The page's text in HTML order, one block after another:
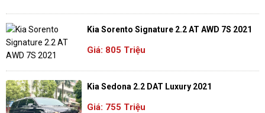
Kia Sorento Signature 2.2 AT AWD 7S 2021
Giá: 805 Triệu
Kia Sedona 2.2 DAT Luxury 2021
Giá: 755 Triệu